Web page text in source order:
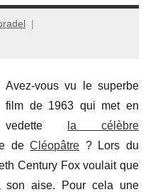
Avez-vous vu le superbe
film de 1963 qui met en
vedette
la célèbre
deCléopâtre ? Lors du
Century Fox voulait que
son aise. Pour cela une